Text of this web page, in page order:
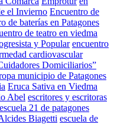
el Invierno Encuentro de
de baterías en Patagones
de teatro en viedma
y Popular encuentro
cardiovascular
Domiciliarios”
municipio de Patagones
Eruca Sativa en Viedma
Abel escritores y escritoras
escuela 21 de patagones
Biagetti escuela de